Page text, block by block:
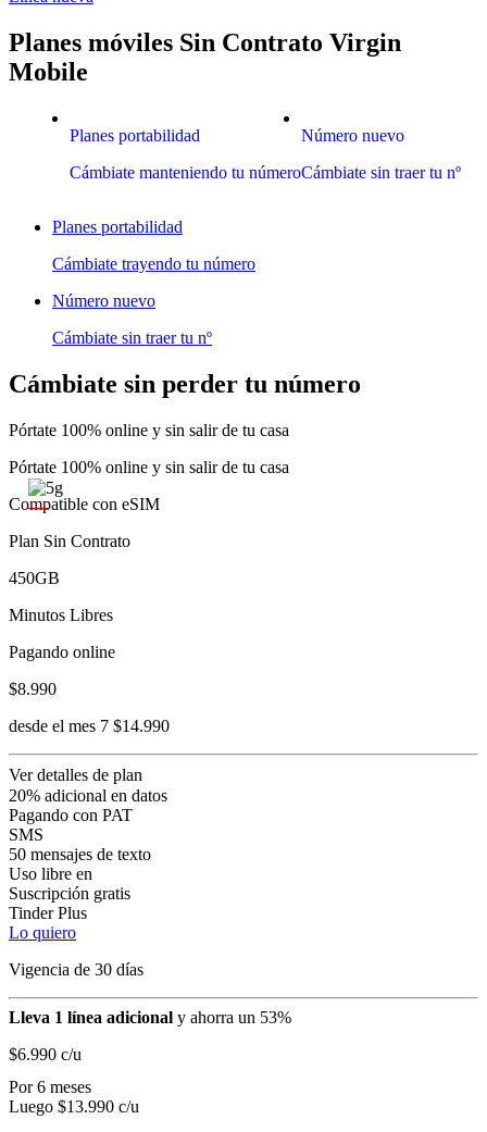
Planes móviles Sin Contrato Virgin
Mobile
Planes portabilidad
Cámbiate manteniendo tu número
Número nuevo
Cámbiate sin traer tu nº
Planes portabilidad
Cámbiate trayendo tu número
Número nuevo
Cámbiate sin traer tu nº
Cámbiate sin perder tu número
Pórtate 100% online y sin salir de tu casa
Pórtate 100% online y sin salir de tu casa
Compatible con eSIM
Plan Sin Contrato
450GB
Minutos Libres
Pagando online
$8.990
desde el mes 7 $14.990
Ver detalles de plan
20% adicional en datos
Pagando con PAT
SMS
50 mensajes de texto
Uso libre en
Suscripción gratis
Tinder Plus
Lo quiero
Vigencia de 30 días
Lleva 1 línea adicional y ahorra un 53%
$6.990 c/u
Por 6 meses
Luego $13.990 c/u